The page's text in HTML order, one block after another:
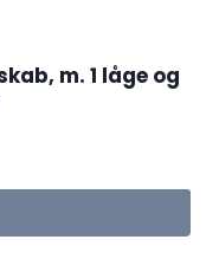
m. 1 låge og